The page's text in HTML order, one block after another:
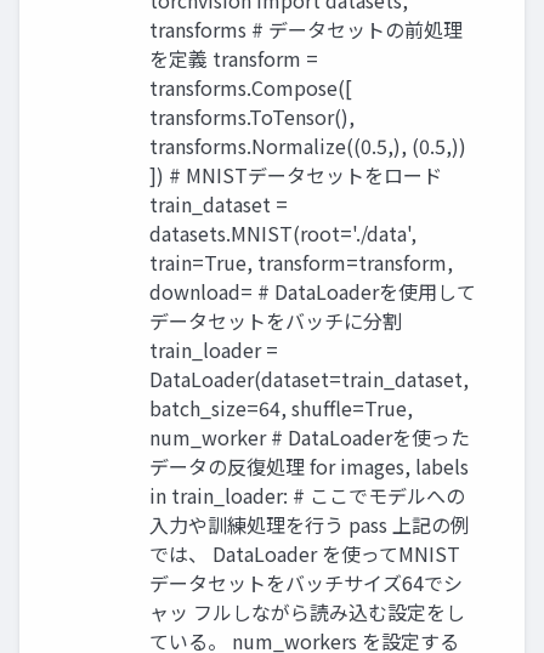
transforms # データセットの前処理
を定義 transform =
transforms.Compose([
transforms.ToTensor(),
transforms.Normalize((0.5,), (0.5,))
]) # MNISTデータセットをロード
train_dataset =
datasets.MNIST(root='./data',
train=True, transform=transform,
download= # DataLoaderを使用して
データセットをバッチに分割
train_loader =
DataLoader(dataset=train_dataset,
batch_size=64, shuffle=True,
num_worker # DataLoaderを使った
データの反復処理 for images, labels
in train_loader: # ここでモデルへの
入力や訓練処理を行う pass 上記の例
では、 DataLoader を使ってMNIST
データセットをバッチサイズ64でシ
ャッ フルしながら読み込む設定をし
ている。 num_workers を設定する